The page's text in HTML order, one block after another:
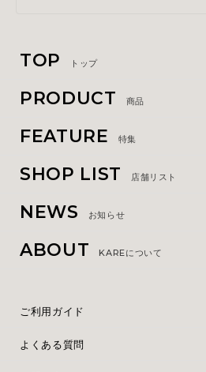
TOP トップ
PRODUCT 商品
FEATURE 特集
SHOP LIST 店舗リスト
NEWS お知らせ
ABOUT KAREについて
ご利用ガイド
よくある質問